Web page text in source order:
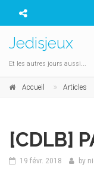
Jedisjeux
Et les autres jours aussi...
Accueil Articles
[CDLB]
19 févr. 2018 by